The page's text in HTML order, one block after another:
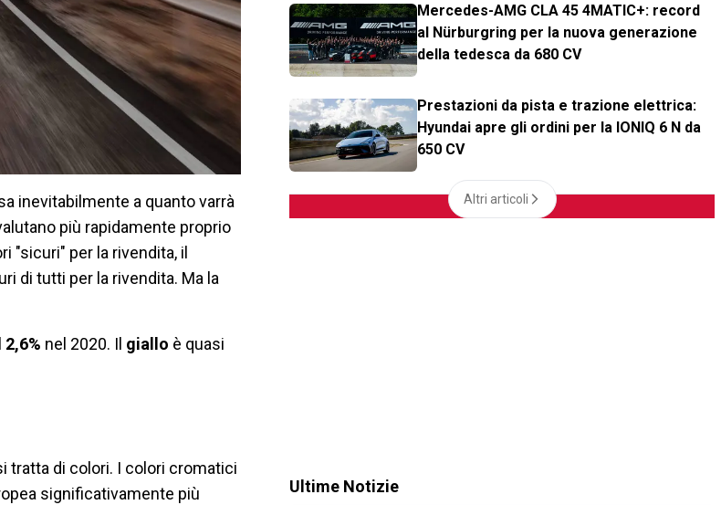
inevitabilmente a quanto varrà
più rapidamente proprio
"sicuri" per la rivendita, il
di tutti per la rivendita. Ma la
2,6% nel 2020. Il giallo è quasi
tratta di colori. I colori cromatici
significativamente più
Mercedes-AMG CLA 45 4MATIC+: record
al Nürburgring per la nuova generazione
della tedesca da 680 CV
Prestazioni da pista e trazione elettrica:
Hyundai apre gli ordini per la IONIQ 6 N da
650 CV
Altri articoli
Ultime Notizie